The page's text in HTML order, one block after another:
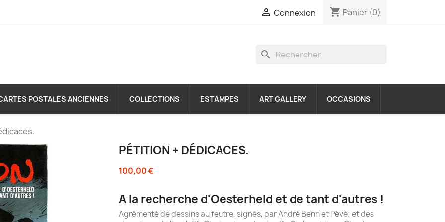
 Connexion shopping_cart Panier (0)
search
POSTALES ANCIENNES COLLECTIONS ESTAMPES ART GALLERY OCCASIONS
PÉTITION + DÉDICACES.
100,00 €
A la recherche d'Oesterheld et de tant d'autres !
Agrémenté de dessins au feutre, signés, par André Benn et Pévé; et des